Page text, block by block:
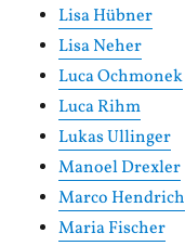
Lisa Hübner
Lisa Neher
Luca Ochmonek
Luca Rihm
Lukas Ullinger
Manoel Drexler
Marco Hendrich
Maria Fischer